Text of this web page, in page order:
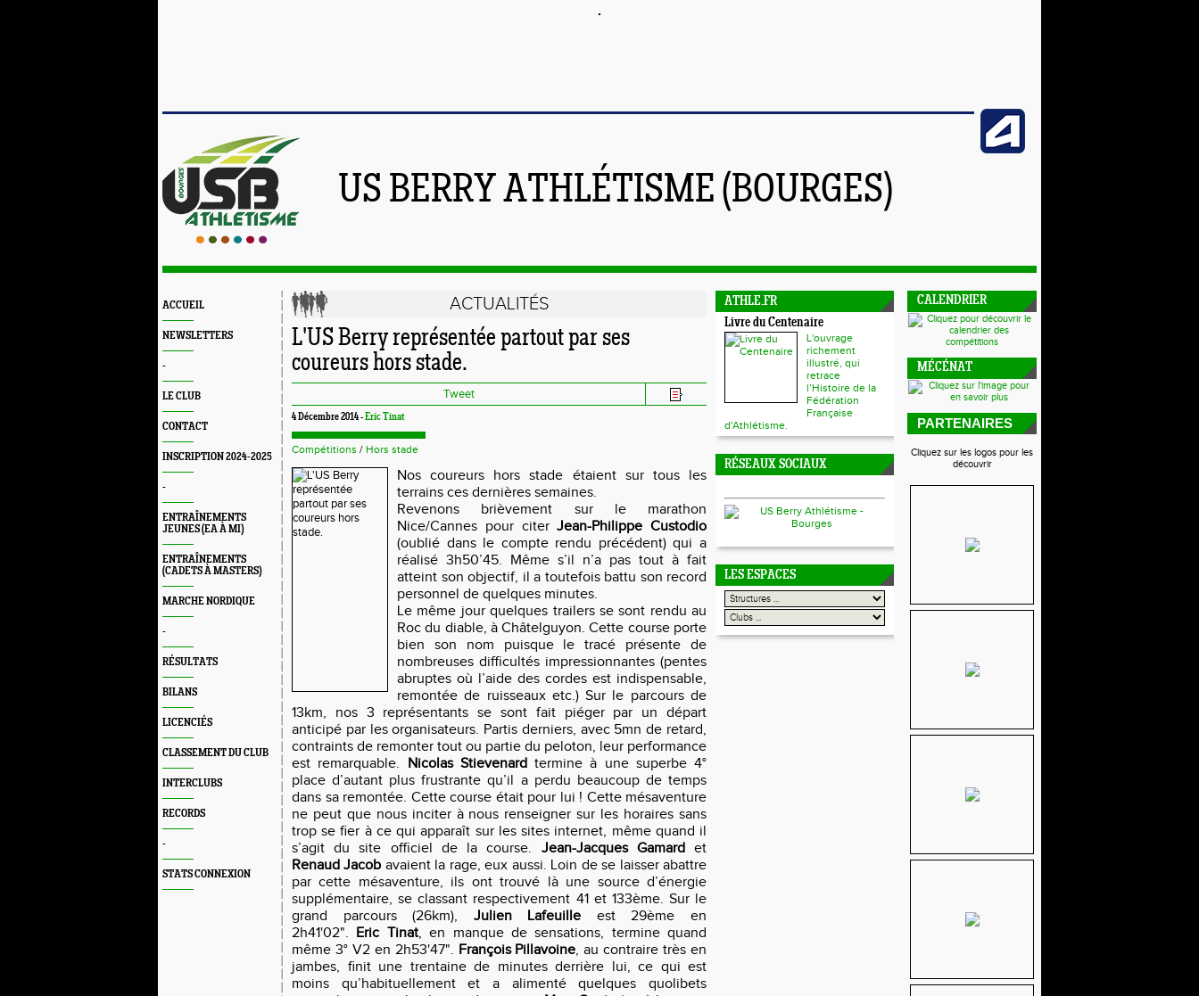
US BERRY ATHLÉTISME (BOURGES)
ACCUEIL
NEWSLETTERS
-
LE CLUB
CONTACT
INSCRIPTION 2024-2025
-
ENTRAÎNEMENTS
JEUNES (EA À MI)
ENTRAÎNEMENTS
(CADETS À MASTERS)
MARCHE NORDIQUE
-
RÉSULTATS
BILANS
LICENCIÉS
CLASSEMENT DU CLUB
INTERCLUBS
RECORDS
-
STATS CONNEXION
ACTUALITÉS
L'US Berry représentée partout par ses
coureurs hors stade.
Tweet
4 Décembre 2014 -Eric Tinat
Compétitions / Hors stade
Nos coureurs hors stade étaient sur tous les
terrains ces dernières semaines.
Revenons brièvement sur le marathon
Nice/Cannes pour citerJean-Philippe Custodio
(oublié dans le compte rendu précédent) qui a
réalisé 3h50’45. Même s’il n’a pas tout à fait
atteint son objectif, il a toutefois battu son record
personnel de quelques minutes.
Le même jour quelques trailers se sont rendu au
Roc du diable, à Châtelguyon. Cette course porte
bien son nom puisque le tracé présente de
nombreuses difficultés impressionnantes (pentes
abruptes où l’aide des cordes est indispensable,
remontée de ruisseaux etc.) Sur le parcours de
13km, nos 3 représentants se sont fait piéger par un départ
anticipé par les organisateurs. Partis derniers, avec 5mn de retard,
contraints de remonter tout ou partie du peloton, leur performance
est remarquable. Nicolas Stievenardtermine à une superbe 4°
place d’autant plus frustrante qu’il a perdu beaucoup de temps
dans sa remontée. Cette course était pour lui ! Cette mésaventure
ne peut que nous inciter à nous renseigner sur les horaires sans
trop se fier à ce qui apparaît sur les sites internet, même quand il
s’agit du site officiel de la course. Jean-Jacques Gamardet
Renaud Jacob avaient la rage, eux aussi. Loin de se laisser abattre
par cette mésaventure, ils ont trouvé là une source d’énergie
supplémentaire, se classant respectivement 41 et 133ème. Sur le
grand parcours (26km), Julien Lafeuille est 29ème en
2h41'02". Eric Tinat, en manque de sensations, termine quand
même 3° V2 en 2h53'47". François Pillavoine, au contraire très en
jambes, finit une trentaine de minutes derrière lui, ce qui est
moins qu’habituellement et a alimenté quelques quolibets
ATHLE.FR
Livre du Centenaire
L'ouvrage
richement
illustré, qui
retrace
l’Histoire de la
Fédération
Française
d'Athlétisme.
RÉSEAUX SOCIAUX
LES ESPACES
CALENDRIER
MÉCÉNAT
PARTENAIRES
Cliquez sur les logos pour les
découvrir